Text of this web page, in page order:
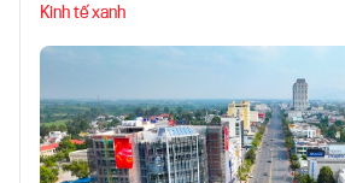
Kinh tế xanh